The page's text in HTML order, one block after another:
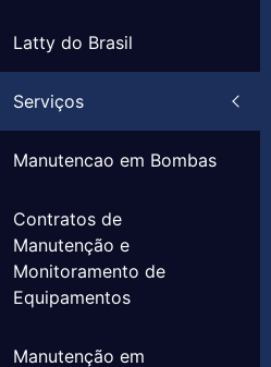
Latty do Brasil
Serviços
Manutencao em Bombas
Contratos de
Manutenção e
Monitoramento de
Equipamentos
Manutenção em